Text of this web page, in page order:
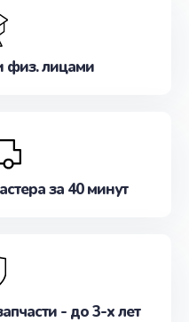
физ. лицами
за 40 минут
- до 3-х лет